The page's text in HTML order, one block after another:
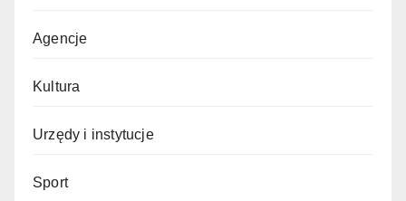
Agencje
Kultura
Urzędy i instytucje
Sport